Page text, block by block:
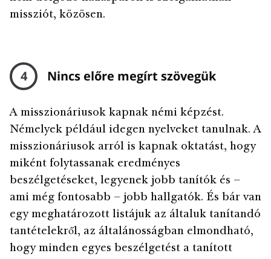
missziót, közösen.
4 Nincs előre megírt szövegük
A misszionáriusok kapnak némi képzést.
Némelyek például idegen nyelveket tanulnak. A
misszionáriusok arról is kapnak oktatást, hogy
miként folytassanak eredményes
beszélgetéseket, legyenek jobb tanítók és –
ami még fontosabb – jobb hallgatók. És bár van
egy meghatározott listájuk az általuk tanítandó
tantételekről, az általánosságban elmondható,
hogy minden egyes beszélgetést a tanított